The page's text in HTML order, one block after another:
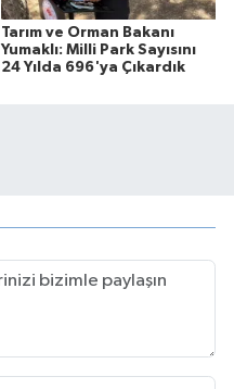
Tarım ve Orman Bakanı
Yumaklı: Milli Park Sayısını
24 Yılda 696'ya Çıkardık